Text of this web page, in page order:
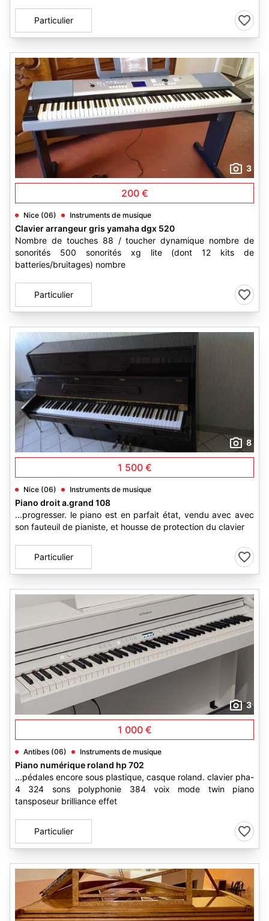
Particulier
3
200 €
Nice (06) Instruments de musique
Clavier arrangeur gris yamaha dgx 520
Nombre de touches 88 / toucher dynamique nombre de
sonorités 500 sonorités xg lite (dont 12 kits de
batteries/bruitages) nombre
Particulier
8
1 500 €
Nice (06) Instruments de musique
Piano droit a.grand 108
...progresser. le piano est en parfait état, vendu avec avec
son fauteuil de pianiste, et housse de protection du clavier
Particulier
3
1 000 €
Antibes (06) Instruments de musique
Piano numérique roland hp 702
...pédales encore sous plastique, casque roland. clavier pha-
4 324 sons polyphonie 384 voix mode twin piano
tansposeur brilliance effet
Particulier